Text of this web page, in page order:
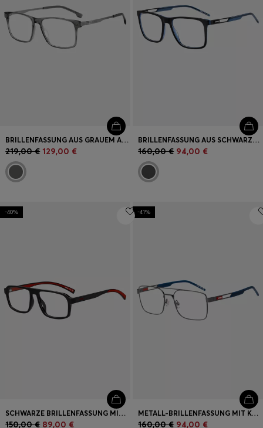
BRILLENFASSUNG AUS GRAUEM ACETAT MIT STREIFEN AM BÜGEL
219,00 € 129,00 €
BRILLENFASSUNG AUS SCHWARZEM ACETAT MIT KONTRASTIERENDEM GUMMI-LOGO
160,00 € 94,00 €
-40%
SCHWARZE BRILLENFASSUNG MIT ROTEN AKZENTEN
150,00 € 89,00 €
-41%
METALL-BRILLENFASSUNG MIT KONTRASTIERENDEM GUMMI-LOGO
160,00 € 94,00 €